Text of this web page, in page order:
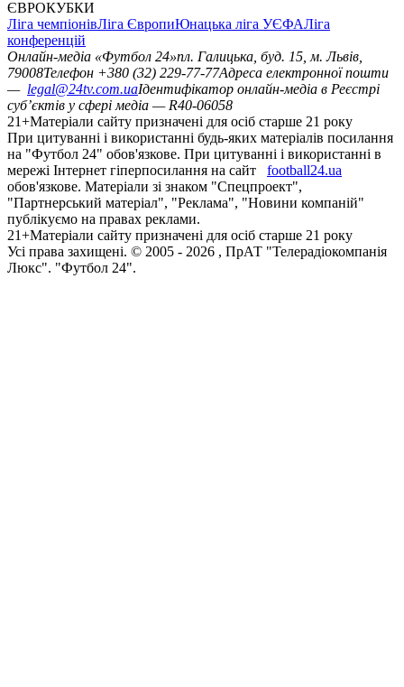
ЄВРОКУБКИ
Ліга чемпіонівЛіга ЄвропиЮнацька ліга УЄФАЛіга
конференцій
Онлайн-медіа «Футбол 24»пл. Галицька, буд. 15, м. Львів,
79008Телефон +380 (32) 229-77-77Адреса електронної пошти
— legal@24tv.com.uaІдентифікатор онлайн-медіа в Реєстрі
суб’єктів у сфері медіа — R40-06058
21+Матеріали сайту призначені для осіб старше 21 року
При цитуванні і використанні будь-яких матеріалів посилання
на "Футбол 24" обов'язкове. При цитуванні і використанні в
мережі Інтернет гіперпосилання на сайт
football24.ua
обов'язкове. Матеріали зі знаком "Спецпроект",
"Партнерський матеріал", "Реклама", "Новини компаній"
публікуємо на правах реклами.
21+Матеріали сайту призначені для осіб старше 21 року
Усi права захищенi. © 2005 - 2026 , ПрАТ "Телерадіокомпанія
Люкс". "Футбол 24".